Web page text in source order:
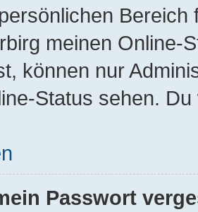
meinen Online-
können nur
Status sehen.
Passwort